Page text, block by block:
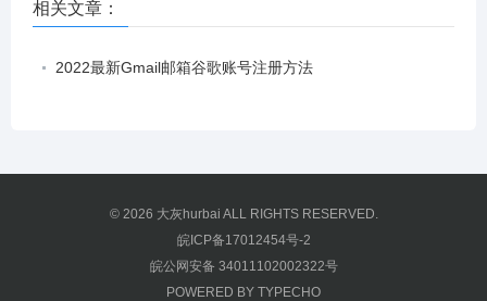
相关文章：
2022最新Gmail邮箱谷歌账号注册方法
© 2026 大灰hurbai ALL RIGHTS RESERVED.
皖ICP备17012454号-2
皖公网安备 34011102002322号
POWERED BY TYPECHO